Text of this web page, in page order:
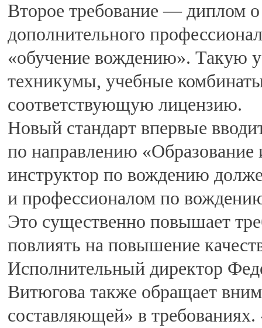
Второе требование — диплом
дополнительного
«обучение вождению». Такую
техникумы, учебные
соответствующую лицензию.
Новый стандарт впервые
по направлению «Образование
инструктор по вождению
и профессионалом по
Это существенно повышает
повлиять на повышение
Исполнительный директор
Витюгова также обращает
составляющей» в